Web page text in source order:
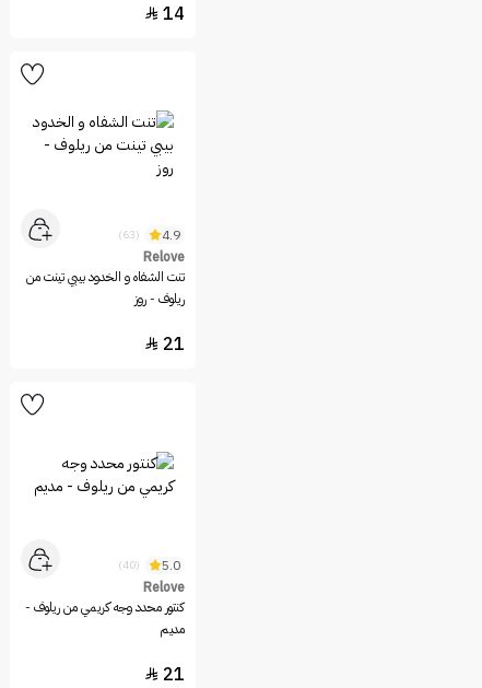
14

4.9
(63)
Relove
تنت الشفاه و الخدود بيبي تينت من
ريلوف - روز
21

5.0
(40)
Relove
كنتور محدد وجه كريمي من ريلوف -
مديم
21
